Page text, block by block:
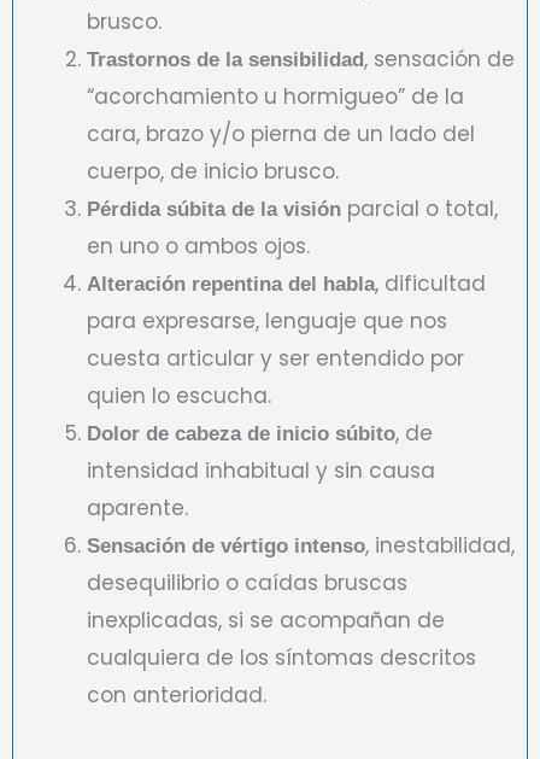
brusco.
Trastornos de la sensibilidad, sensación de
“acorchamiento u hormigueo” de la
cara, brazo y/o pierna de un lado del
cuerpo, de inicio brusco.
Pérdida súbita de la visión parcial o total,
en uno o ambos ojos.
Alteración repentina del habla, dificultad
para expresarse, lenguaje que nos
cuesta articular y ser entendido por
quien lo escucha.
Dolor de cabeza de inicio súbito, de
intensidad inhabitual y sin causa
aparente.
Sensación de vértigo intenso, inestabilidad,
desequilibrio o caídas bruscas
inexplicadas, si se acompañan de
cualquiera de los síntomas descritos
con anterioridad.